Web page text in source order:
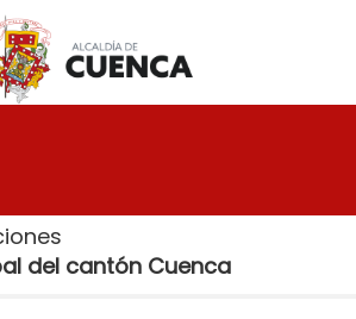
del cantón Cuenca